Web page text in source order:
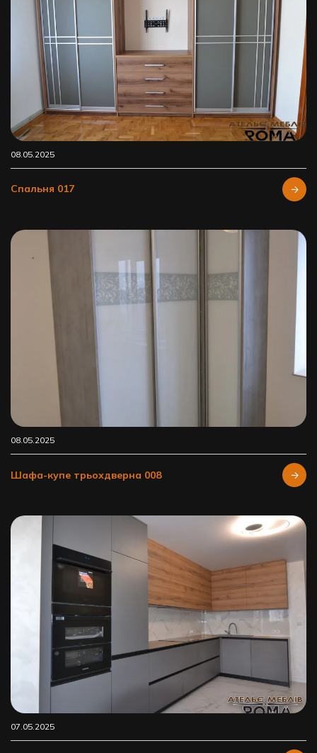
08.05.2025
Спальня 017
08.05.2025
Шафа-купе трьохдверна 008
07.05.2025